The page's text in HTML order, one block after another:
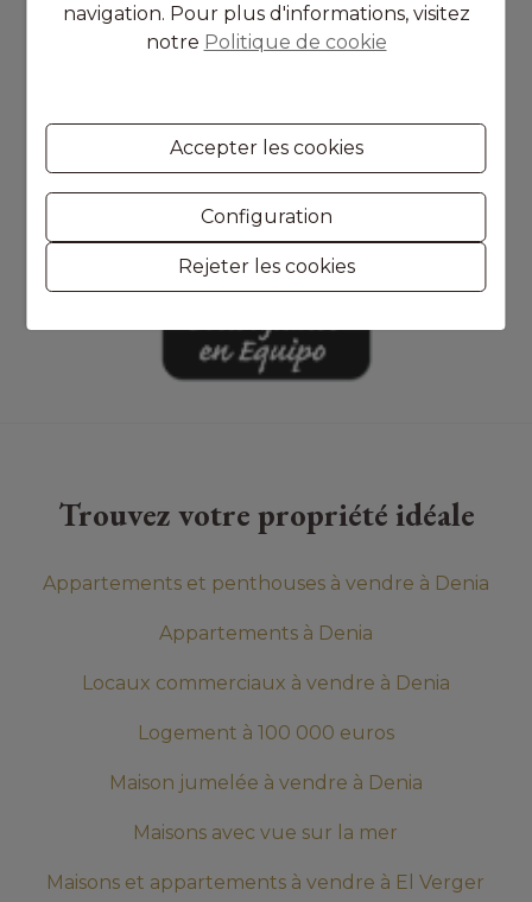
Trouvez votre propriété idéale
Appartements et penthouses à vendre à Denia
Appartements à Denia
Locaux commerciaux à vendre à Denia
Logement à 100 000 euros
Maison jumelée à vendre à Denia
Maisons avec vue sur la mer
Maisons et appartements à vendre à El Verger
navigation. Pour plus d'informations, visitez
notre Politique de cookie
Accepter les cookies
Configuration
Rejeter les cookies